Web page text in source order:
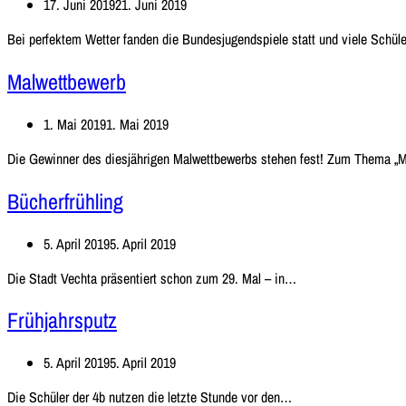
17. Juni 201921. Juni 2019
Bei perfektem Wetter fanden die Bundesjugendspiele statt und viele
Malwettbewerb
1. Mai 20191. Mai 2019
Die Gewinner des diesjährigen Malwettbewerbs stehen fest! Zum Thema
Bücherfrühling
5. April 20195. April 2019
Die Stadt Vechta präsentiert schon zum 29. Mal – in…
Frühjahrsputz
5. April 20195. April 2019
Die Schüler der 4b nutzen die letzte Stunde vor den…